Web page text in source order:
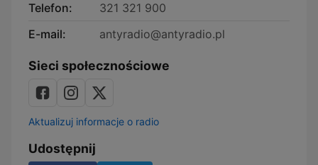
Telefon:
321 321 900
E-mail:
antyradio@antyradio.pl
Sieci społecznościowe
Aktualizuj informacje o radio
Udostępnij